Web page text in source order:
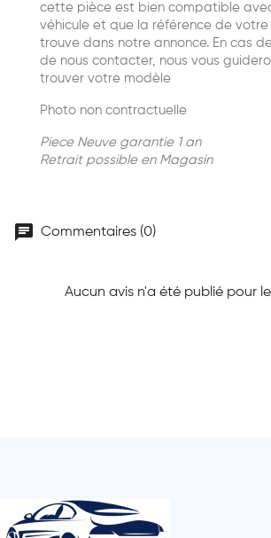
cette pièce est bien compatible
véhicule et que la référence de
trouve dans notre annonce. En cas
de nous contacter, nous vous
trouver votre modèle
Photo non contractuelle
Piece Neuve garantie 1 an
Retrait possible en Magasin
chat Commentaires (0)
Aucun avis n'a été publié pour